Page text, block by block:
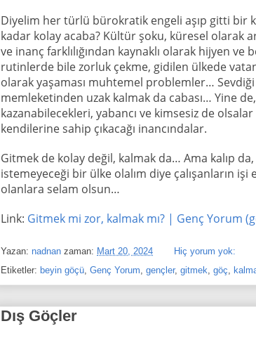
Diyelim her türlü bürokratik engeli aşıp gitti bir
kadar kolay acaba? Kültür şoku, küresel olarak
ve inanç farklılığından kaynaklı olarak hijyen ve
rutinlerde bile zorluk çekme, gidilen ülkede
olarak yaşaması muhtemel problemler…
memleketinden uzak kalmak da cabası… Yine de,
kazanabilecekleri, yabancı ve kimsesiz de
kendilerine sahip çıkacağı inancındalar.
Gitmek de kolay değil, kalmak da… Ama kalıp
istemeyeceği bir ülke olalım diye çalışanların işi
olanlara selam olsun…
Link: Gitmek mi zor, kalmak mı? | Genç Yorum
Yazan: nadnan zaman: Mart 20, 2024
Hiç yorum yok:
Etiketler: beyin göçü Genç Yorum gençler, gitmek göç
Dış Göçler